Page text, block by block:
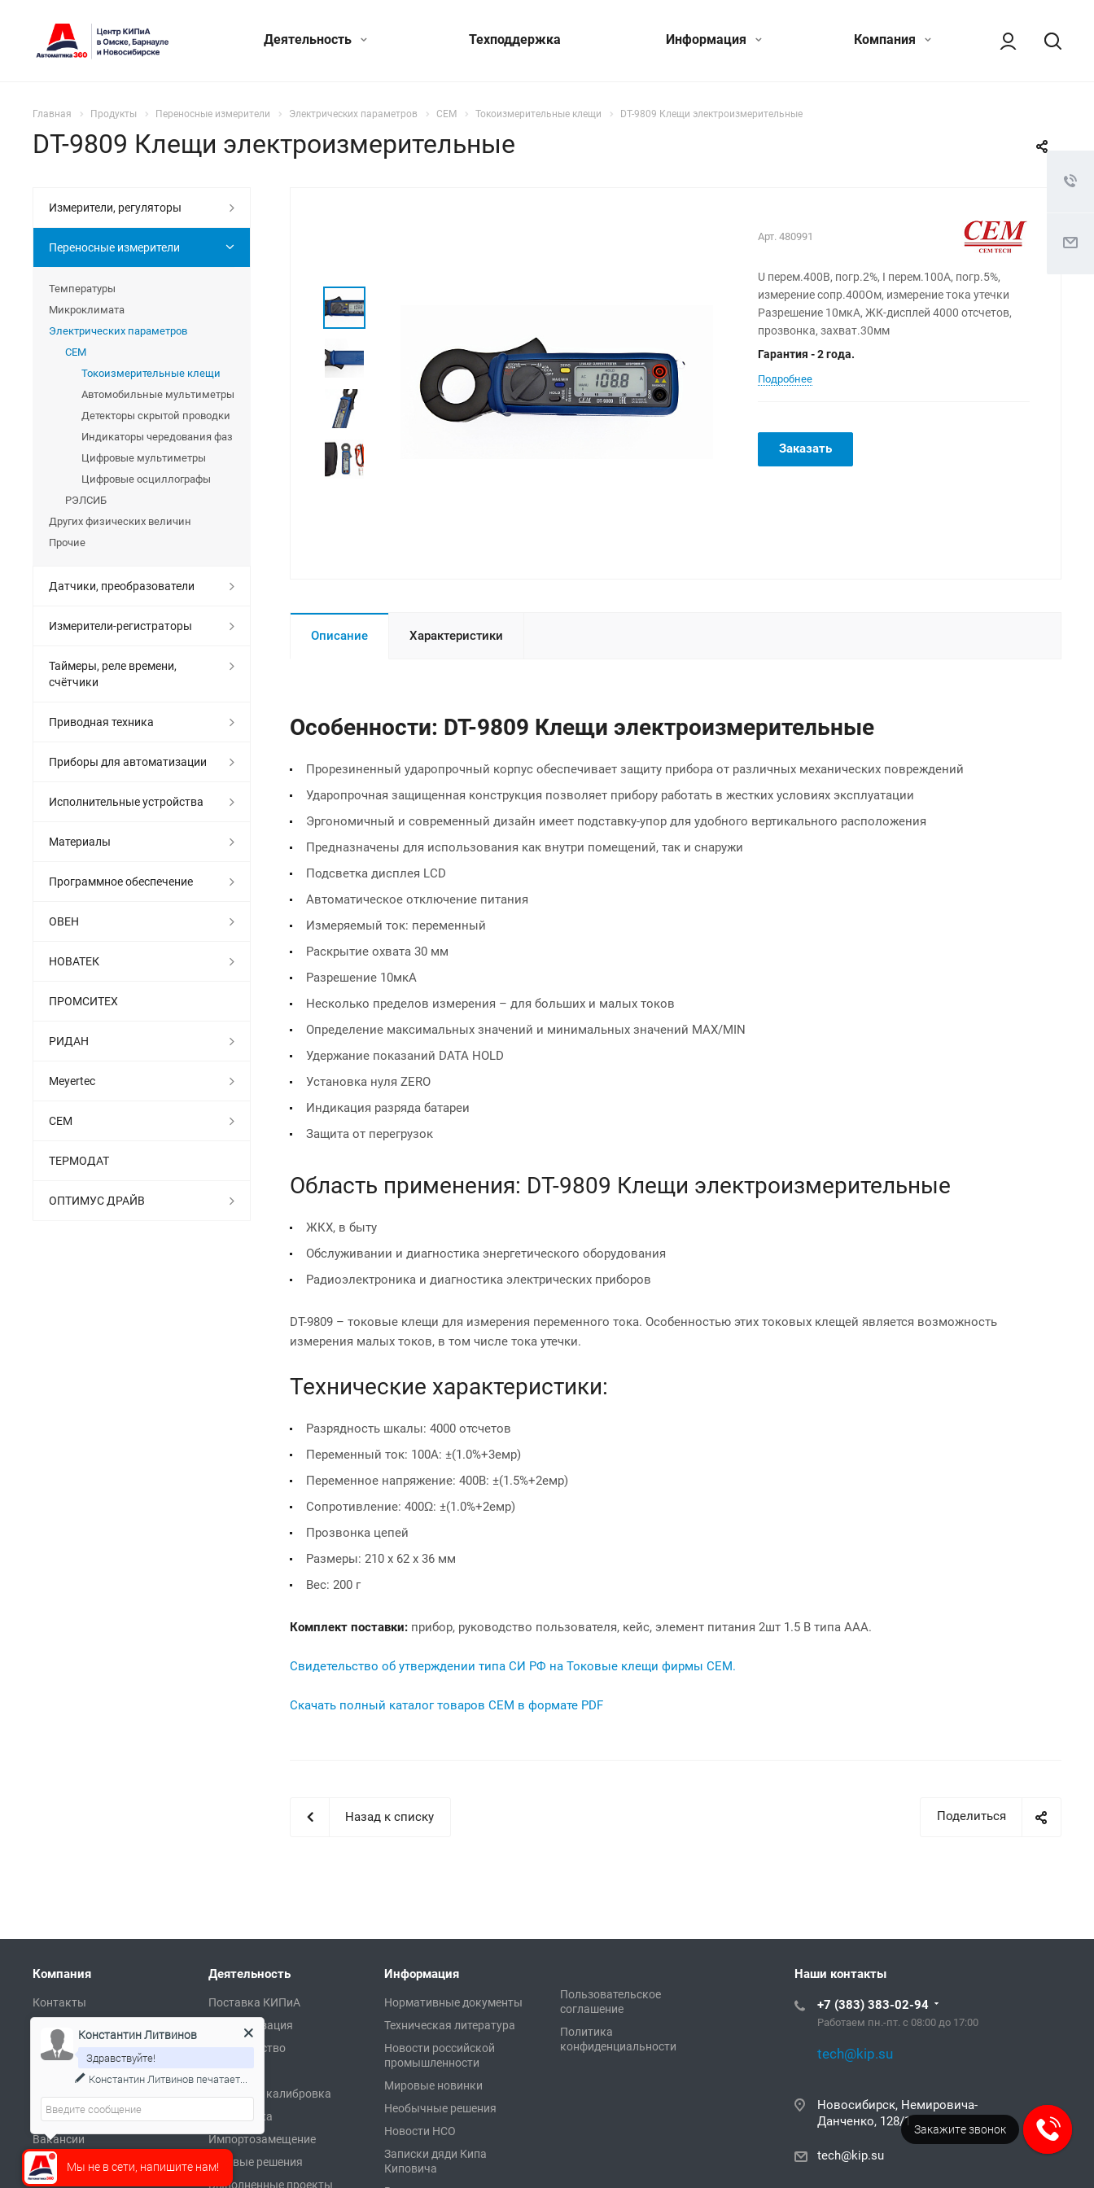
Деятельность Техподдержка Информация Компания
Главная Продукты Переносные измерители Электрических параметров CEM Токоизмерительные клещи DT-9809 Клещи электроизмерительные
DT-9809 Клещи электроизмерительные
Арт. 480991
U перем.400В, погр.2%, I перем.100A, погр.5%,
измерение сопр.400Ом, измерение тока утечки
Разрешение 10мкА, ЖК-дисплей 4000 отсчетов,
прозвонка, захват.30мм
Гарантия - 2 года.
Подробнее
Заказать
Описание Характеристики
Особенности: DT-9809 Клещи электроизмерительные
Прорезиненный ударопрочный корпус обеспечивает защиту прибора от различных механических повреждений
Ударопрочная защищенная конструкция позволяет прибору работать в жестких условиях эксплуатации
Эргономичный и современный дизайн имеет подставку-упор для удобного вертикального расположения
Предназначены для использования как внутри помещений, так и снаружи
Подсветка дисплея LCD
Автоматическое отключение питания
Измеряемый ток: переменный
Раскрытие охвата 30 мм
Разрешение 10мкА
Несколько пределов измерения – для больших и малых токов
Определение максимальных значений и минимальных значений MAX/MIN
Удержание показаний DATA HOLD
Установка нуля ZERO
Индикация разряда батареи
Защита от перегрузок
Область применения: DT-9809 Клещи электроизмерительные
ЖКХ, в быту
Обслуживании и диагностика энергетического оборудования
Радиоэлектроника и диагностика электрических приборов
DT-9809 – токовые клещи для измерения переменного тока. Особенностью этих токовых клещей является возможность
измерения малых токов, в том числе тока утечки.
Технические характеристики:
Разрядность шкалы: 4000 отсчетов
Переменный ток: 100A: ±(1.0%+3емр)
Переменное напряжение: 400В: ±(1.5%+2емр)
Сопротивление: 400Ω: ±(1.0%+2емр)
Прозвонка цепей
Размеры: 210 x 62 x 36 мм
Вес: 200 г
Комплект поставки: прибор, руководство пользователя, кейс, элемент питания 2шт 1.5 В типа ААА.
Свидетельство об утверждении типа СИ РФ на Токовые клещи фирмы CEM.
Скачать полный каталог товаров СЕМ в формате PDF
Поделиться
Назад к списку
Измерители, регуляторы
Переносные измерители
Температуры
Микроклимата
Электрических параметров
CEM
Токоизмерительные клещи
Автомобильные мультиметры
Детекторы скрытой проводки
Индикаторы чередования фаз
Цифровые мультиметры
Цифровые осциллографы
РЭЛСИБ
Других физических величин
Прочие
Датчики, преобразователи
Измерители-регистраторы
Таймеры, реле времени,
счётчики
Приводная техника
Приборы для автоматизации
Исполнительные устройства
Материалы
Программное обеспечение
ОВЕН
НОВАТЕК
ПРОМСИТЕХ
РИДАН
Meyertec
СЕМ
ТЕРМОДАТ
ОПТИМУС ДРАЙВ
Компания
Контакты
Сертификаты
Партнеры
Пресса и заказчики о нас
Вакансии
Деятельность
Поставка КИПиА
Автоматизация
Производство
Поверка и калибровка
Разработка
Импортозамещение
Готовые решения
Выполненные проекты
Информация
Нормативные документы
Техническая литература
Новости российской
промышленности
Мировые новинки
Необычные решения
Новости НСО
Записки дяди Кипа
Киповича
Пользовательское
соглашение
Политика
конфиденциальности
Наши контакты
+7 (383) 383-02-94
Работаем пн.-пт. с 08:00 до 17:00
tech@kip.su
Новосибирск, Немировича-
Данченко, 128/1
tech@kip.su
Закажите звонок
Мы не в сети, напишите нам!
Константин Литвинов
Здравствуйте!
Константин Литвиновпечатает...